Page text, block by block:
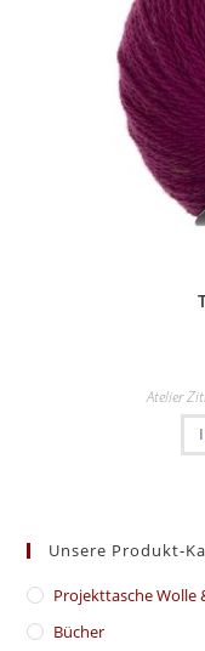
Atelier
Unsere Produkt-
​Projekttasche Wolle
Bücher